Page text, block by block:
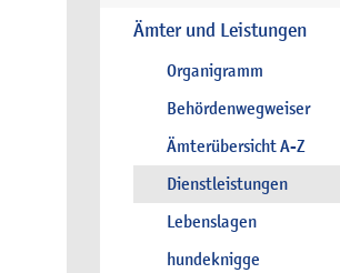
Ämter und Leistungen
Organigramm
Behördenwegweiser
Ämterübersicht A-Z
Dienstleistungen
Lebenslagen
hundeknigge